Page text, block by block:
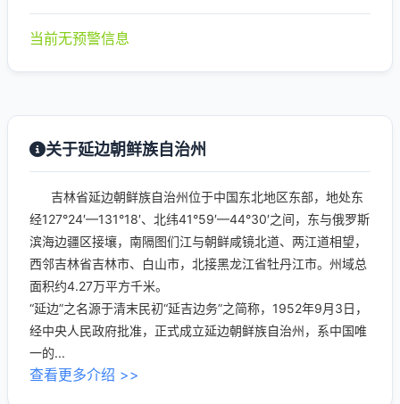
当前无预警信息
关于延边朝鲜族自治州
吉林省延边朝鲜族自治州位于中国东北地区东部，地处东
经127°24′—131°18′、北纬41°59′—44°30′之间，东与俄罗斯
滨海边疆区接壤，南隔图们江与朝鲜咸镜北道、两江道相望，
西邻吉林省吉林市、白山市，北接黑龙江省牡丹江市。州域总
面积约4.27万平方千米。
“延边”之名源于清末民初“延吉边务”之简称，1952年9月3日，
经中央人民政府批准，正式成立延边朝鲜族自治州，系中国唯
一的...
查看更多介绍 >>